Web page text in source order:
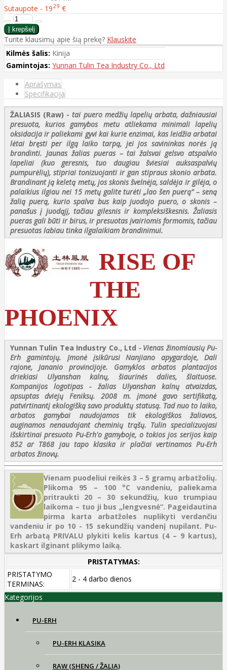
Sutaupote - 1929 €
Turite klausimų apie šią prekę? Klauskite
Kilmės šalis: Kinija
Gamintojas: Yunnan Tulin Tea Industry Co., Ltd
Aprašymas
Specifikacija
ŽALIASIS (Raw) -tai puero medžių lapelių arbata, dažniausiai
presuota, kurios gamybos metu atliekama minimali lapelių
oksidacija ir paliekami gyvi kai kurie enzimai, kas leidžia arbatai
lėtai bręsti per ilgą laiko tarpą, jei jos savininkas norės ją
brandinti. Jaunas žalias pueras – tai žalsvai gelsvo atspalvio
lapeliai (kuo geresnis, tuo daugiau šviesiai auksaspalvių
pumpurėlių), stipriai tonizuojanti ir gan stipraus skonio arbata.
Brandinant ją keletą metų, jos skonis švelnėja, saldėja ir gilėja, o
palaikius ilgiau nei 15 metų galite turėti „lao šen puerą“ – seną
žalią puerą, kurio spalva bus kaip juodojo puero, o skonis –
panašus į juodąjį, tačiau gilesnis ir kompleksiškesnis. Žaliasis
pueras gali būti ir birus, ir presuotas įvairiomis formomis, tačiau
presuotas labiau tinka ilgalaikiam brandinimui.
RISE OF
THE
PHOENIX
Yunnan Tulin Tea Industry Co., Ltd - Vienas žinomiausių Pu-
Erh gamintojų. Įmonė įsikūrusi Nanjiano apygardoje, Dali
rajone, Jananio provincijoje. Gamyklos arbatos plantacijos
driekiasi Ulyanshan kalnų, šiaurinės dalies, šlaituose.
Kompanijos logotipas - žalias Ulyanshan kalnų atvaizdas,
apsuptas dviejų Feniksų. 2008 m. įmonė gavo sertifikatą,
patvirtinantį ekologišką savo produktų statusą. Tad nuo to laiko,
arbatos gamybai naudojamos tik ekologiškos žaliavos,
auginamos nenaudojant cheminių trąšų. Tulin specializuojasi
išskirtinai presuoto Pu-Erh'o gamyboje, o tokios jos serijos kaip
852 ar T868 jau tapo klasika ir plačiai vertinamos Pu-Erh
arbatos žinovų.
Vienam puodeliui reikės 3 – 5 gramų arbatžolių.
Plikoma 95 – 100 °C vandeniu, paliekama
pritraukti 20 – 30 sekundžių, kuo trumpiau
laikoma – tuo ji bus „lengvesnė“. Pageidautina
pirma karta arbatžoles nuplikyti verdančiu
vandeniu ir po 10 - 15 sekundžių vandenį nupilant. Pu-
Erh arbatą PRIVALU plykiti kelis kartus (4 – 9 kartus),
kaskart ilginant plikymo laiką.
PRISTATYMAS:
PRISTATYMO
TERMINAS:
2 - 4 darbo dienos
Kategorijos
PU-ERH
PU-ERH KLASIKA
RAW (SHENG / ŽALIA)